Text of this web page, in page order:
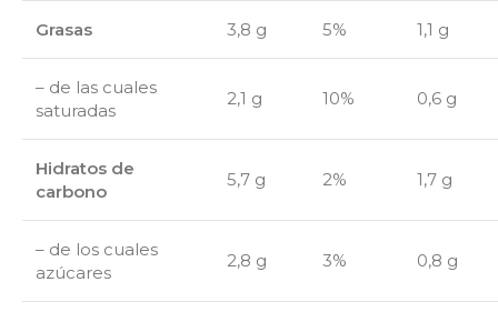
Grasas 3,8 g 5% 1,1 g
– de las cuales
saturadas
2,1 g 10% 0,6 g
Hidratos de
carbono
5,7 g 2% 1,7 g
– de los cuales
azúcares
2,8 g 3% 0,8 g